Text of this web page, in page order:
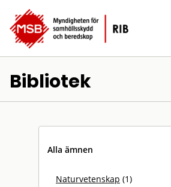
Bibliotek
Alla ämnen
Naturvetenskap (1)